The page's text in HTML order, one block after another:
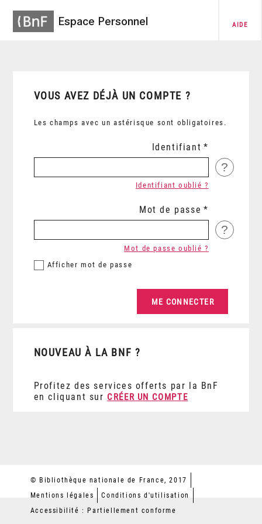
Espace Personnel AIDE
VOUS AVEZ DÉJÀ UN COMPTE ?
Les champs avec un astérisque sont obligatoires.
Identifiant
?
Identifiant oublié ?
Mot de passe
?
Afficher mot de passe
Mot de passe oublié ?
NOUVEAU À LA BNF ?
Profitez des services offerts par la BnF
en cliquant sur CRÉER UN COMPTE
© Bibliothèque nationale de France, 2017
Mentions légales
Conditions d'utilisation
Accessibilité : Partiellement conforme